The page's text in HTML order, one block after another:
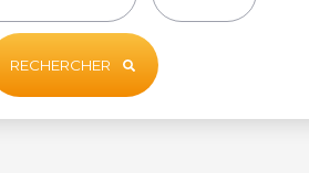
RECHERCHER